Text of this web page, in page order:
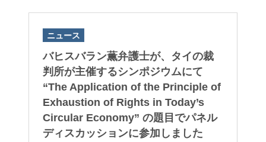
ニュース
バヒスバラン薫弁護士が、タイの裁
判所が主催するシンポジウムにて
“The Application of the Principle of
Exhaustion of Rights in Today’s
Circular Economy” の題目でパネル
ディスカッションに参加しました